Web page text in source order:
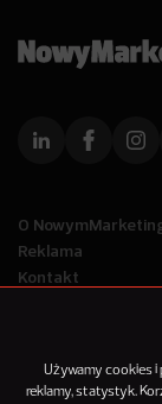
Używamy cookies i
reklamy, statystyk.
O
Reklama
Kontakt